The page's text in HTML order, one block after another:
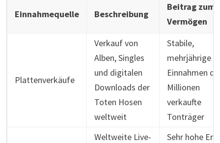
Einnahmequelle Beschreibung
Beitrag zum
Vermögen
Plattenverkäufe
Verkauf von
Alben, Singles
und digitalen
Downloads der
Toten Hosen
weltweit
Stabile,
mehrjährige
Einnahmen
Millionen
verkaufte
Tonträger
Weltweite Live-
Sehr hohe